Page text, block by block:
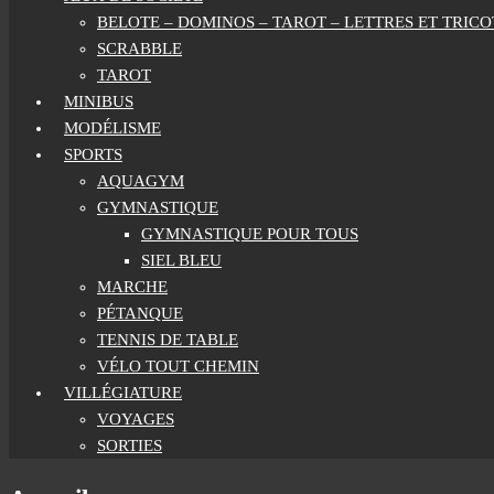
BELOTE – DOMINOS – TAROT – LETTRES ET
SCRABBLE
TAROT
MINIBUS
MODÉLISME
SPORTS
AQUAGYM
GYMNASTIQUE
GYMNASTIQUE POUR TOUS
SIEL BLEU
MARCHE
PÉTANQUE
TENNIS DE TABLE
VÉLO TOUT CHEMIN
VILLÉGIATURE
VOYAGES
SORTIES